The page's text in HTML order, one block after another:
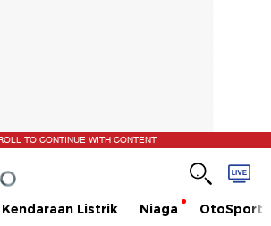
TO CONTINUE WITH CONTENT
Kendaraan Listrik Niaga OtoSport